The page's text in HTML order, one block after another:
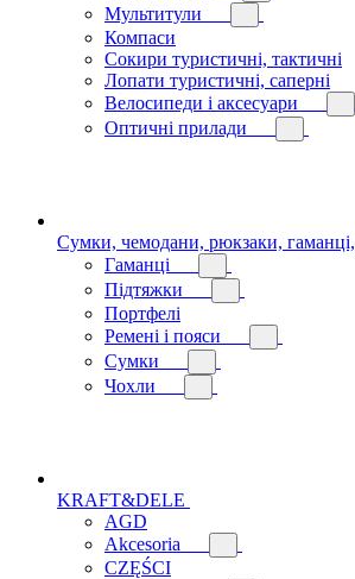
Мультитули
Компаси
Сокири туристичні, тактичні
Лопати туристичні, саперні
Велосипеди і аксесуари
Оптичні прилади
Сумки, чемодани, рюкзаки, гаманці,
Гаманці
Підтяжки
Портфелі
Ремені і пояси
Сумки
Чохли
KRAFT&DELE
AGD
Akcesoria
CZĘŚCI